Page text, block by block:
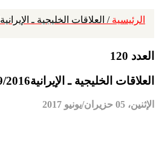
الرئيسية / العلاقات الخليجية ـ الإيرانية1979/2016 الكويت نموذجًا....
العدد 120
العلاقات الخليجية ـ الإيرانية1979/2016 الكويت نموذجًا....
الإثنين، 05 حزيران/يونيو 2017